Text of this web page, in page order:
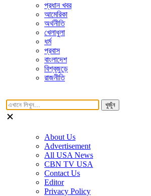
প্রধান খবর
আমেরিকা
অর্থনীতি
খেলাধুলা
ধর্ম
প্রবাস
বাংলাদেশ
বিশ্বজুড়ে
রাজনীতি
খুজুঁন
About Us
Advertisement
All USA News
CBN TV USA
Contact Us
Editor
Privacy Policy